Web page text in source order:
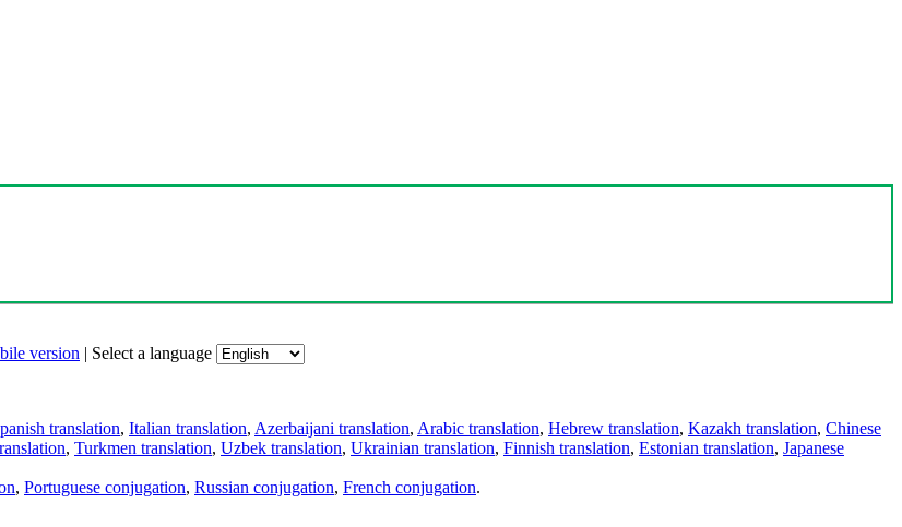
version | Select a language
translation, Italian translation, Azerbaijani translation, Arabic translation, Hebrew translation, Kazakh translation, Chinese
, Turkmen translation, Uzbek translation, Ukrainian translation, Finnish translation, Estonian translation, Japanese
, Portuguese conjugation, Russian conjugation, French conjugation.